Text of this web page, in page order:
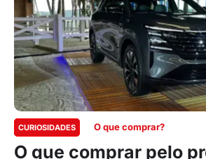
CURIOSIDADES O que comprar?
O que comprar pelo